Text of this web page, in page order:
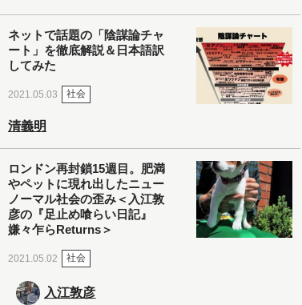
ネットで話題の「陰謀論チャ
ート」を徹底解説＆日本語訳
してみた
2021.05.03 社会
清義明
ロンドン再封鎖15週目。肥満
やペットに現れ出したニュー
ノーマル社会の歪み＜入江敦
彦の『足止め喰らい日記』
嫌々乍らReturns＞
2021.05.02 社会
入江敦彦